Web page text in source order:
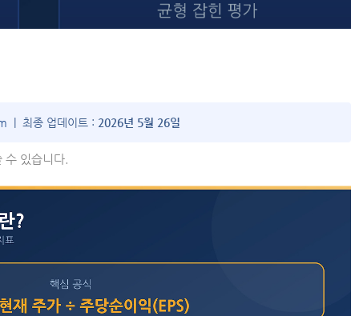
| 최종 업데이트 : 2026년 5월 26일
있습니다.